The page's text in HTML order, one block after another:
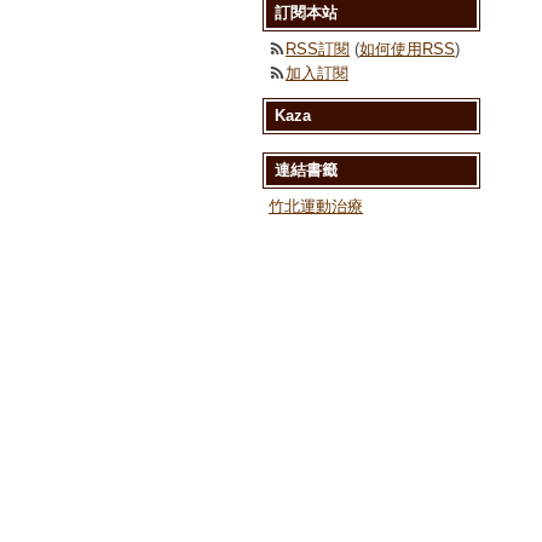
訂閱本站
RSS訂閱 (如何使用RSS)
加入訂閱
Kaza
連結書籤
竹北運動治療